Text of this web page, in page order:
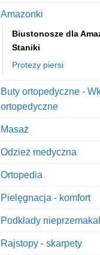
Amazonki
Biustonosze dla
Staniki
Protezy piersi
Buty ortopedyczne -
ortopedyczne
Masaż
Odzież medyczna
Ortopedia
Pielęgnacja - komfort
Podkłady
Rajstopy - skarpety